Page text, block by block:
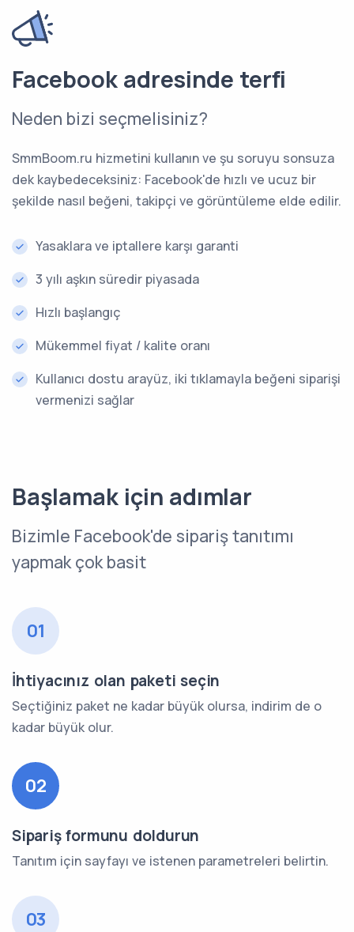
Facebook adresinde terfi
Neden bizi seçmelisiniz?
SmmBoom.ru hizmetini kullanın ve şu soruyu sonsuza
dek kaybedeceksiniz: Facebook'de hızlı ve ucuz bir
şekilde nasıl beğeni, takipçi ve görüntüleme elde edilir.
Yasaklara ve iptallere karşı garanti
3 yılı aşkın süredir piyasada
Hızlı başlangıç
Mükemmel fiyat / kalite oranı
Kullanıcı dostu arayüz, iki tıklamayla beğeni siparişi
vermenizi sağlar
Başlamak için adımlar
Bizimle Facebook'de sipariş tanıtımı
yapmak çok basit
01
İhtiyacınız olan paketi seçin
Seçtiğiniz paket ne kadar büyük olursa, indirim de o
kadar büyük olur.
02
Sipariş formunu doldurun
Tanıtım için sayfayı ve istenen parametreleri belirtin.
03